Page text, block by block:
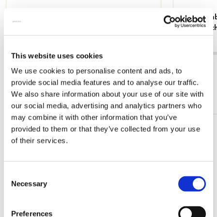
This website uses cookies
We use cookies to personalise content and ads, to
provide social media features and to analyse our traffic.
We also share information about your use of our site with
our social media, advertising and analytics partners who
may combine it with other information that you’ve
provided to them or that they’ve collected from your use
of their services.
Selection
Necessary
Preferences
Alle anzeigen von Laetitia de Haas
Mehr von Kerst
Zur